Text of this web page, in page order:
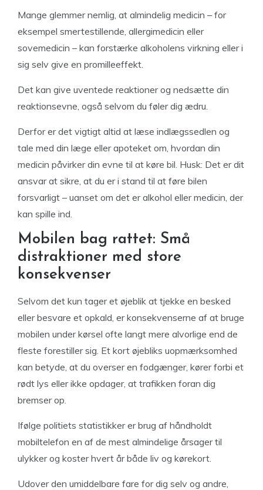
Mange glemmer nemlig, at almindelig medicin – for
eksempel smertestillende, allergimedicin eller
sovemedicin – kan forstærke alkoholens virkning eller i
sig selv give en promilleeffekt.
Det kan give uventede reaktioner og nedsætte din
reaktionsevne, også selvom du føler dig ædru.
Derfor er det vigtigt altid at læse indlægssedlen og
tale med din læge eller apoteket om, hvordan din
medicin påvirker din evne til at køre bil. Husk: Det er dit
ansvar at sikre, at du er i stand til at føre bilen
forsvarligt – uanset om det er alkohol eller medicin, der
kan spille ind.
Mobilen bag rattet: Små
distraktioner med store
konsekvenser
Selvom det kun tager et øjeblik at tjekke en besked
eller besvare et opkald, er konsekvenserne af at bruge
mobilen under kørsel ofte langt mere alvorlige end de
fleste forestiller sig. Et kort øjebliks uopmærksomhed
kan betyde, at du overser en fodgænger, kører forbi et
rødt lys eller ikke opdager, at trafikken foran dig
bremser op.
Ifølge politiets statistikker er brug af håndholdt
mobiltelefon en af de mest almindelige årsager til
ulykker og koster hvert år både liv og kørekort.
Udover den umiddelbare fare for dig selv og andre,